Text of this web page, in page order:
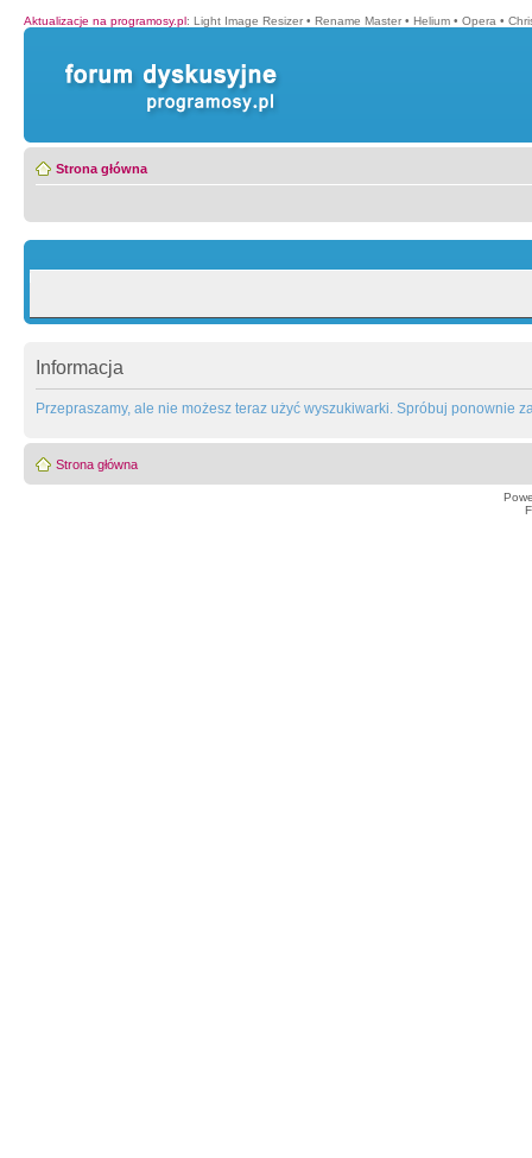
Aktualizacje na programosy.pl: Light Image Resizer • Rename Master • Helium • Opera •
Strona główna
Informacja
Przepraszamy, ale nie możesz teraz użyć wyszukiwarki. Spróbuj ponownie
Strona główna